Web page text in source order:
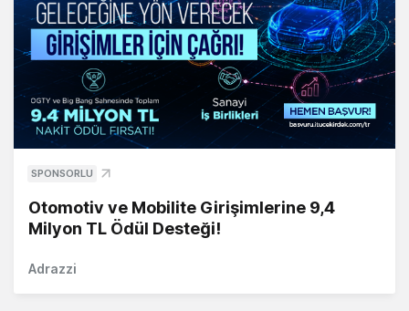
SPONSORLU
Otomotiv ve Mobilite Girişimlerine 9,4
Milyon TL Ödül Desteği!
Adrazzi